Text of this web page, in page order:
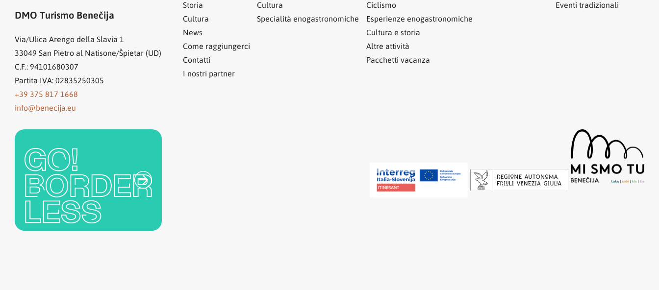
DMO Turismo Benečija
Via/Ulica Arengo della Slavia 1
33049 San Pietro al Natisone/Špietar (UD)
C.F.: 94101680307
Partita IVA: 02835250305
+39 375 817 1668
info@benecija.eu
Storia
Cultura
News
Come raggiungerci
Contatti
I nostri partner
Cultura
Specialità enogastronomiche
Ciclismo
Esperienze enogastronomiche
Cultura e storia
Altre attività
Pacchetti vacanza
Eventi tradizionali